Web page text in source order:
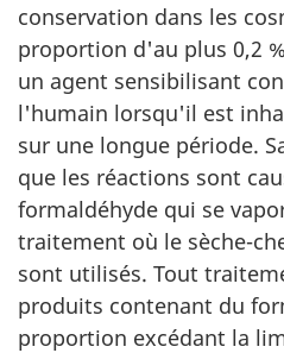
conservation dans les
proportion d'au plus 0,2
un agent sensibilisant
l'humain lorsqu'il est
sur une longue période.
que les réactions sont
formaldéhyde qui se
traitement où le sèche-
sont utilisés. Tout
produits contenant du
proportion excédant la